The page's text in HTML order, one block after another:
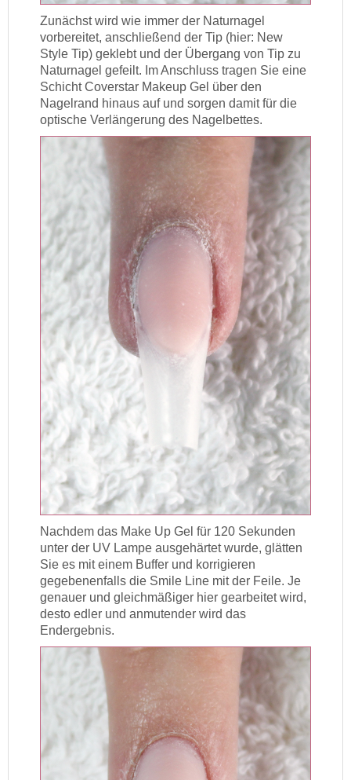
Zunächst wird wie immer der Naturnagel
vorbereitet, anschließend der Tip (hier: New
Style Tip) geklebt und der Übergang von Tip zu
Naturnagel gefeilt. Im Anschluss tragen Sie eine
Schicht Coverstar Makeup Gel über den
Nagelrand hinaus auf und sorgen damit für die
optische Verlängerung des Nagelbettes.
Nachdem das Make Up Gel für 120 Sekunden
unter der UV Lampe ausgehärtet wurde, glätten
Sie es mit einem Buffer und korrigieren
gegebenenfalls die Smile Line mit der Feile. Je
genauer und gleichmäßiger hier gearbeitet wird,
desto edler und anmutender wird das
Endergebnis.